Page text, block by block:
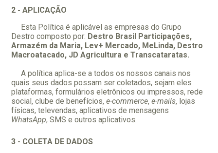
2 - APLICAÇÃO
Esta Política é aplicável as empresas do Grupo
Destro composto por: Destro Brasil Participações,
Armazém da Maria, Lev+ Mercado, MeLinda, Destro
Macroatacado, JD Agricultura e Transcataratas.
A política aplica-se a todos os nossos canais nos
quais seus dados possam ser coletados, sejam eles
plataformas, formulários eletrônicos ou impressos, rede
social, clube de benefícios,e-commerce,e-mails, lojas
físicas, televendas, aplicativos de mensagens
WhatsApp, SMS e outros aplicativos.
3 - COLETA DE DADOS